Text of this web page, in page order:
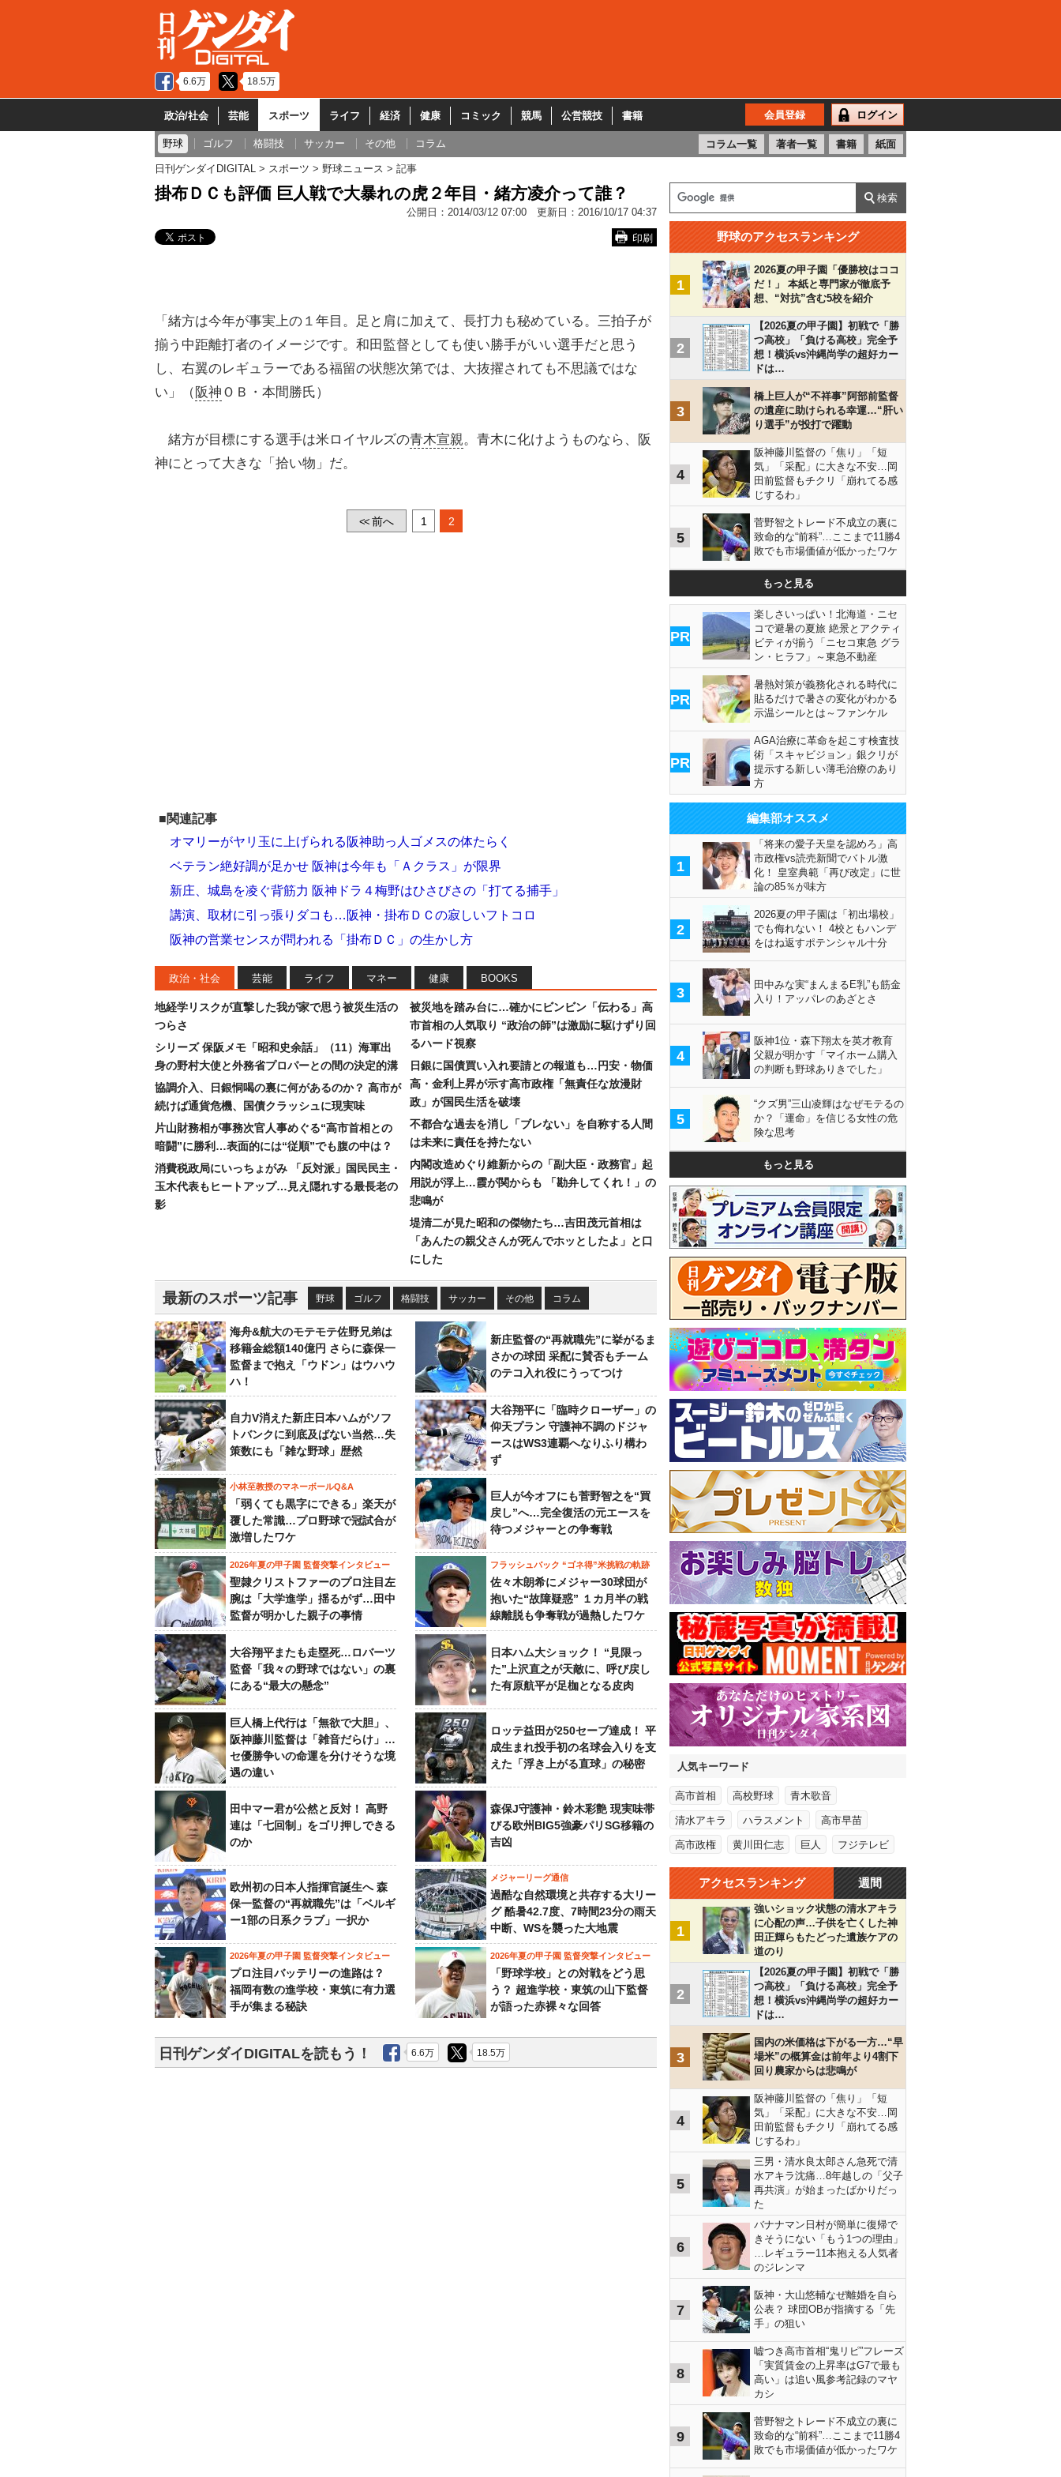
6.6万 18.5万
政治/社会 芸能 スポーツ ライフ 経済 健康 コミック 競馬 公営競技 書籍 会員登録 ログイン
野球 ゴルフ 格闘技 サッカー その他 コラム コラム一覧 著者一覧 書籍 紙面
日刊ゲンダイDIGITAL スポーツ 野球ニュース 記事
掛布ＤＣも評価 巨人戦で大暴れの虎２年目・緒方凌介って誰？
公開日： 2014/03/12 07:00 更新日： 2016/10/17 04:37
印刷
「緒方は今年が事実上の１年目。足と肩に加えて、長打力も秘めている。三拍子が
揃う中距離打者のイメージです。和田監督としても使い勝手がいい選手だと思う
し、右翼のレギュラーである福留の状態次第では、大抜擢されても不思議ではな
い」（ 阪神 ＯＢ・本間勝氏）
緒方が目標にする選手は米ロイヤルズの青木宣親。青木に化けようものなら、阪
神にとって大きな「拾い物」だ。
<<前へ 1 2
■関連記事
オマリーがヤリ玉に上げられる阪神助っ人ゴメスの体たらく
ベテラン絶好調が足かせ 阪神は今年も「Ａクラス」が限界
新庄、城島を凌ぐ背筋力 阪神ドラ４梅野はひさびさの「打てる捕手」
講演、取材に引っ張りダコも…阪神・掛布ＤＣの寂しいフトコロ
阪神の営業センスが問われる「掛布ＤＣ」の生かし方
政治・社会 芸能 ライフ マネー 健康 BOOKS
地経学リスクが直撃した我が家で思う被災生活の
つらさ
シリーズ 保阪メモ「昭和史余話」（11）海軍出
身の野村大使と外務省プロパーとの間の決定的溝
協調介入、日銀恫喝の裏に何があるのか？ 高市が
続けば通貨危機、国債クラッシュに現実味
片山財務相が事務次官人事めぐる“高市首相との
暗闘”に勝利…表面的には“従順”でも腹の中は？
消費税政局にいっちょがみ 「反対派」国民民主・
玉木代表もヒートアップ…見え隠れする最長老の
影
被災地を踏み台に…確かにビンビン「伝わる」高
市首相の人気取り “政治の師”は激励に駆けずり回
るハード視察
日銀に国債買い入れ要請との報道も…円安・物価
高・金利上昇が示す高市政権「無責任な放漫財
政」が国民生活を破壊
不都合な過去を消し「ブレない」を自称する人間
は未来に責任を持たない
内閣改造めぐり維新からの「副大臣・政務官」起
用説が浮上…霞が関からも 「勘弁してくれ！」の
悲鳴が
堤清二が見た昭和の傑物たち…吉田茂元首相は
「あんたの親父さんが死んでホッとしたよ」と口
にした
最新のスポーツ記事 野球 ゴルフ 格闘技 サッカー その他 コラム
海舟&航大のモテモテ佐野兄弟は
移籍金総額140億円 さらに森保一
監督まで抱え「ウドン」はウハウ
ハ！
新庄監督の“再就職先”に挙がるま
さかの球団 采配に賛否もチーム
のテコ入れ役にうってつけ
自力V消えた新庄日本ハムがソフ
トバンクに到底及ばない当然…失
策数にも「雑な野球」歴然
大谷翔平に「臨時クローザー」の
仰天プラン 守護神不調のドジャ
ースはWS3連覇へなりふり構わ
ず
小林至教授のマネーボールQ&A
「弱くても黒字にできる」楽天が
覆した常識…プロ野球で冠試合が
激増したワケ
巨人が今オフにも菅野智之を“買
戻し”へ…完全復活の元エースを
待つメジャーとの争奪戦
2026年夏の甲子園 監督突撃インタビュー
聖隷クリストファーのプロ注目左
腕は「大学進学」揺るがず…田中
監督が明かした親子の事情
フラッシュバック “ゴネ得”米挑戦の軌跡
佐々木朗希にメジャー30球団が
抱いた“故障疑惑” １カ月半の戦
線離脱も争奪戦が過熱したワケ
大谷翔平またも走塁死…ロバーツ
監督「我々の野球ではない」の裏
にある“最大の懸念”
日本ハム大ショック！ “見限っ
た”上沢直之が天敵に、呼び戻し
た有原航平が足枷となる皮肉
巨人橋上代行は「無欲で大胆」、
阪神藤川監督は「雑音だらけ」…
セ優勝争いの命運を分けそうな境
遇の違い
ロッテ益田が250セーブ達成！ 平
成生まれ投手初の名球会入りを支
えた「浮き上がる直球」の秘密
田中マー君が公然と反対！ 高野
連は「七回制」をゴリ押しできる
のか
森保J守護神・鈴木彩艶 現実味帯
びる欧州BIG5強豪パリSG移籍の
吉凶
欧州初の日本人指揮官誕生へ 森
保一監督の“再就職先”は「ベルギ
ー1部の日系クラブ」一択か
メジャーリーグ通信
過酷な自然環境と共存する大リー
グ 酷暑42.7度、7時間23分の雨天
中断、WSを襲った大地震
2026年夏の甲子園 監督突撃インタビュー
プロ注目バッテリーの進路は？
福岡有数の進学校・東筑に有力選
手が集まる秘訣
2026年夏の甲子園 監督突撃インタビュー
「野球学校」との対戦をどう思
う？ 超進学校・東筑の山下監督
が語った赤裸々な回答
日刊ゲンダイDIGITALを読もう！ 6.6万 18.5万
野球のアクセスランキング
1
2026夏の甲子園「優勝校はココ
だ！」 本紙と専門家が徹底予
想、“対抗”含む5校を紹介
2
【2026夏の甲子園】初戦で「勝
つ高校」「負ける高校」完全予
想！横浜vs沖縄尚学の超好カー
ドは…
3
橋上巨人が“不祥事”阿部前監督
の遺産に助けられる幸運…“肝い
り選手”が投打で躍動
4
阪神藤川監督の「焦り」「短
気」「采配」に大きな不安…岡
田前監督もチクリ「崩れてる感
じするわ」
5
菅野智之トレード不成立の裏に
致命的な“前科”…ここまで11勝4
敗でも市場価値が低かったワケ
もっと見る
PR
楽しさいっぱい！北海道・ニセ
コで避暑の夏旅 絶景とアクティ
ビティが揃う「ニセコ東急 グラ
ン・ヒラフ」～東急不動産
PR
暑熱対策が義務化される時代に
貼るだけで暑さの変化がわかる
示温シールとは～ファンケル
PR
AGA治療に革命を起こす検査技
術「スキャビジョン」銀クリが
提示する新しい薄毛治療のあり
方
編集部オススメ
1
「将来の愛子天皇を認めろ」高
市政権vs読売新聞でバトル激
化！ 皇室典範「再び改定」に世
論の85％が味方
2
2026夏の甲子園は「初出場校」
でも侮れない！ 4校ともハンデ
をはね返すポテンシャル十分
3
田中みな実“まんまるE乳”も筋金
入り！アッパレのあざとさ
4
阪神1位・森下翔太を英才教育
父親が明かす「マイホーム購入
の判断も野球ありきでした」
5
“クズ男”三山凌輝はなぜモテるの
か？「運命」を信じる女性の危
険な思考
もっと見る
人気キーワード
高市首相 高校野球 青木歌音
清水アキラ ハラスメント 高市早苗
高市政権 黄川田仁志 巨人 フジテレビ
アクセスランキング 週間
1
強いショック状態の清水アキラ
に心配の声…子供を亡くした神
田正輝らもたどった遺族ケアの
道のり
2
【2026夏の甲子園】初戦で「勝
つ高校」「負ける高校」完全予
想！横浜vs沖縄尚学の超好カー
ドは…
3
国内の米価格は下がる一方…“早
場米”の概算金は前年より4割下
回り農家からは悲鳴が
4
阪神藤川監督の「焦り」「短
気」「采配」に大きな不安…岡
田前監督もチクリ「崩れてる感
じするわ」
5
三男・清水良太郎さん急死で清
水アキラ沈痛…8年越しの「父子
再共演」が始まったばかりだっ
た
6
バナナマン日村が簡単に復帰で
きそうにない「もう1つの理由」
…レギュラー11本抱える人気者
のジレンマ
7
阪神・大山悠輔なぜ離婚を自ら
公表？ 球団OBが指摘する「先
手」の狙い
8
嘘つき高市首相“鬼リピ”フレーズ
「実質賃金の上昇率はG7で最も
高い」は追い風参考記録のマヤ
カシ
9
菅野智之トレード不成立の裏に
致命的な“前科”…ここまで11勝4
敗でも市場価値が低かったワケ